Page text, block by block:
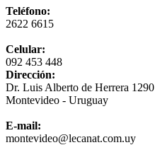
Teléfono:
2622 6615
Celular:
092 453 448
Dirección:
Dr. Luis Alberto de Herrera 1290
Montevideo - Uruguay
E-mail:
montevideo@lecanat.com.uy